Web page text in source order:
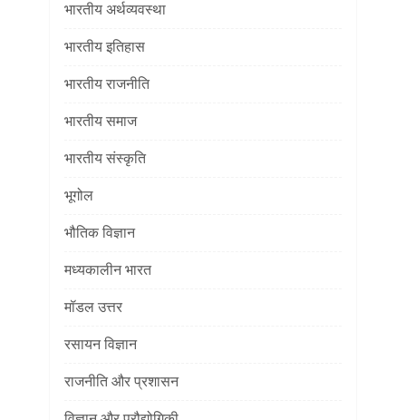
भारतीय अर्थव्यवस्था
भारतीय इतिहास
भारतीय राजनीति
भारतीय समाज
भारतीय संस्कृति
भूगोल
भौतिक विज्ञान
मध्यकालीन भारत
मॉडल उत्तर
रसायन विज्ञान
राजनीति और प्रशासन